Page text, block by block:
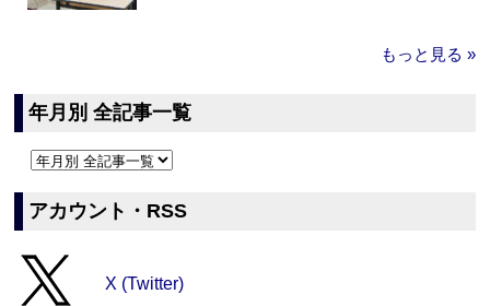
もっと見る »
年月別 全記事一覧
アカウント・RSS
X (Twitter)